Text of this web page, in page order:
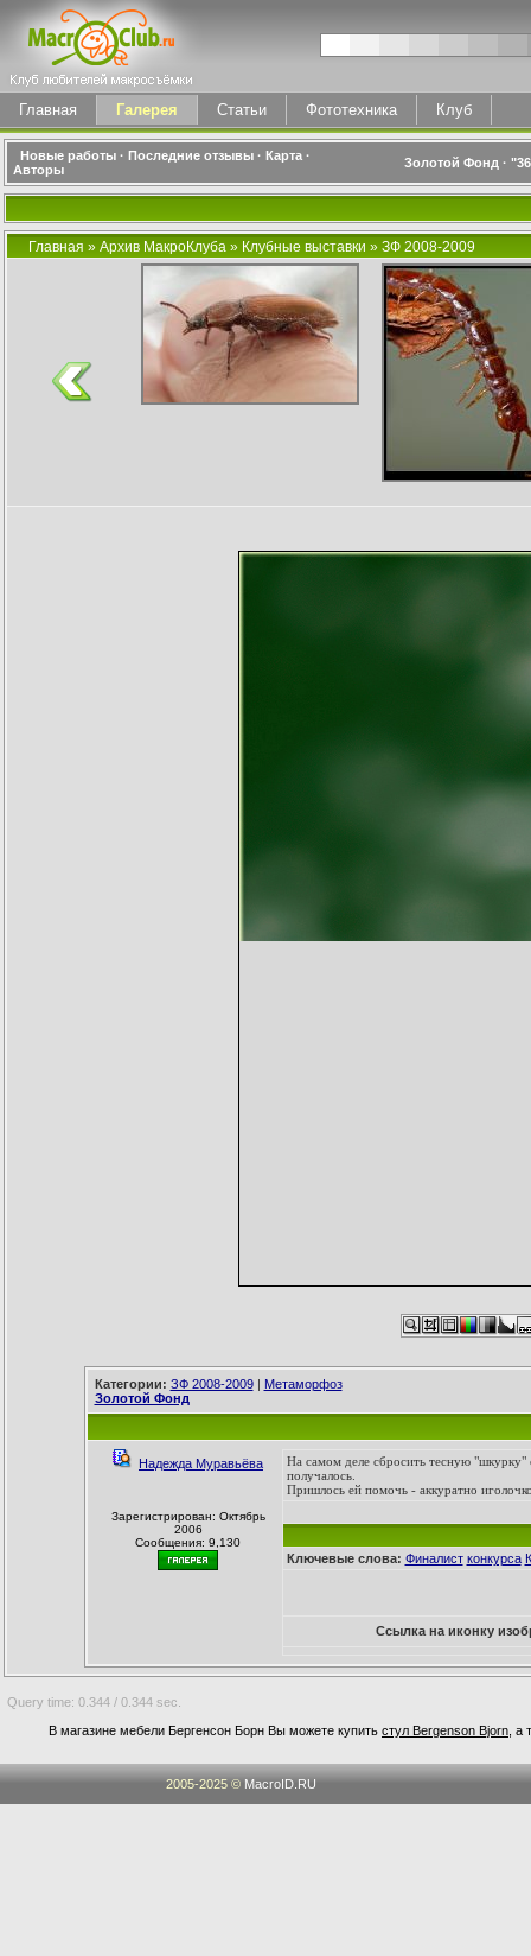
Главная Галерея Статьи Фототехника Клуб
Новые работы · Последние отзывы · Карта ·
Авторы
Золотой Фонд ·
Главная » Архив МакроКлуба» Клубные выставки » ЗФ 2008-2009
Категории: ЗФ 2008-2009| Метаморфоз
Золотой Фонд
Надежда Муравьёва
Зарегистрирован: Октябрь
2006
Сообщения: 9,130
На самом деле сбросить тесную "шкурку"
получалось.
Пришлось ей помочь - аккуратно
Ключевые слова: Финалист конкурса
Ссылка на иконку
Query time: 0.344 / 0.344 sec.
В магазине мебели Бергенсон Борн Вы можете купить стул Bergenson Bjorn ,
2005-2025 © MacroID.RU